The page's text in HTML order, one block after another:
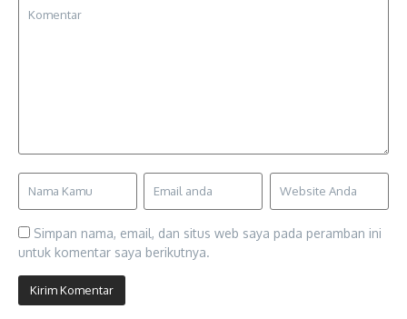
Simpan nama, email, dan situs web saya pada peramban ini
untuk komentar saya berikutnya.